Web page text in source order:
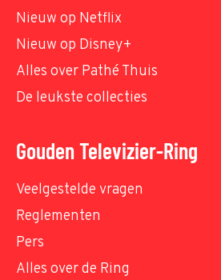
Nieuw op Netflix
Nieuw op Disney+
Alles over Pathé Thuis
De leukste collecties
Gouden Televizier-Ring
Veelgestelde vragen
Reglementen
Pers
Alles over de Ring